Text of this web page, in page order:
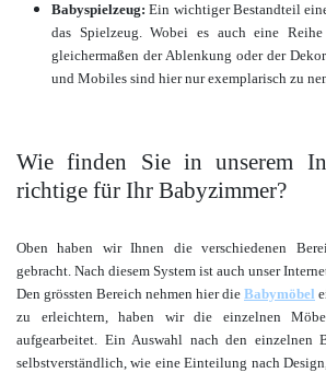
Babyspielzeug: Ein wichtiger Bestandteil
das Spielzeug. Wobei es auch eine
gleichermaßen der Ablenkung oder der
und Mobiles sind hier nur exemplarisch zu
Wie finden Sie in unserem
richtige für Ihr Babyzimmer?
Oben haben wir Ihnen die verschiedenen
gebracht. Nach diesem System ist auch unser
Den grössten Bereich nehmen hier die Babymöbel
zu erleichtern, haben wir die einzelnen
aufgearbeitet. Ein Auswahl nach den einzelnen
selbstverständlich, wie eine Einteilung nach